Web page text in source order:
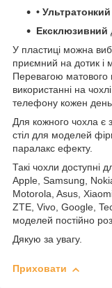
• Ультратонкий
Ексклюзивний
У пластиці можна
приємний на дотик і
Перевагою матового
використанні на
телефону кожен
Для кожного чохла є
стіл для моделей
паралакс ефекту.
Такі чохли доступні
Apple, Samsung,
Motorola, Asus,
ZTE, Vivo, Google,
моделей постійно
Дякую за увагу.
Приховати